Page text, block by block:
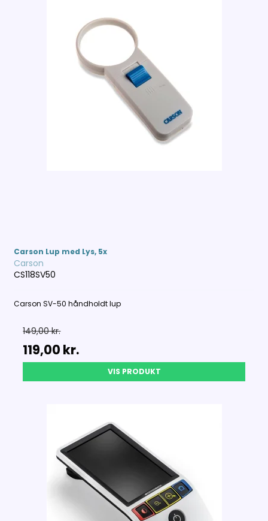
Carson Lup med Lys, 5x
Carson
CS118SV50
Carson SV-50 håndholdt lup
149,00 kr.
119,00 kr.
VIS PRODUKT